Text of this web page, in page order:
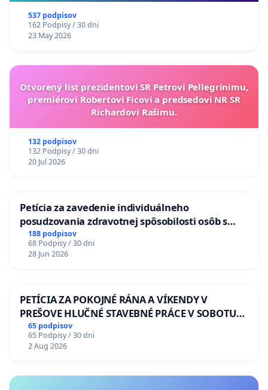
537 podpisov
162 Podpisy / 30 dni
23 May 2026
Otvorený list prezidentovi SR Petrovi Pellegrinimu,
premiérovi Robertovi Ficovi a predsedovi NR SR
Richardovi Rašimu.
132 podpisov
132 Podpisy / 30 dni
20 Jul 2026
Petícia za zavedenie individuálneho
posudzovania zdravotnej spôsobilosti osôb s
diabetom 1. a 2. typu pri prijímaní do
Policajného zboru SR
188 podpisov
68 Podpisy / 30 dni
28 Jun 2026
PETÍCIA ZA POKOJNÉ RÁNA A VÍKENDY V
PREŠOVE HLUČNÉ STAVEBNÉ PRÁCE V SOBOTU
LEN OD 9.00 DO 13.00 HOD., CEZ PRACOVNÝ
TÝŽDEŇ CIEĽ 8.00 – 18.00 HOD. A PRAVIDELNÁ
KONTROLA STAVBY C-AREA NA
65 podpisov
65 Podpisy / 30 dni
2 Aug 2026